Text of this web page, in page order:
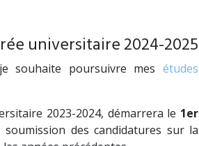
universitaire 2024-2025
souhaite poursuivre mesétudes
2023-2024, démarrera le 1er
des candidatures sur la